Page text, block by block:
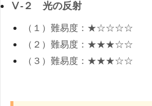
Ⅴ-２ 光の反射
（１）難易度：★☆☆☆☆
（２）難易度：★★★☆☆
（３）難易度：★★★☆☆